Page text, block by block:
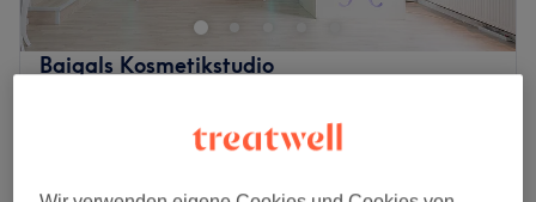
Baigals Kosmetikstudio
Auf Karte anzeigen
Gesichtsbehandlung - Hydrofacial